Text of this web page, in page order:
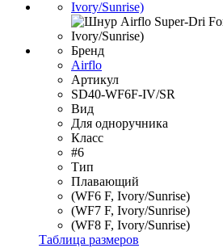
Бренд
Airflo
Артикул
SD40-WF6F-IV/SR
Вид
Для одноручника
Класс
#6
Тип
Плавающий
(WF6 F, Ivory/Sunrise)
(WF7 F, Ivory/Sunrise)
(WF8 F, Ivory/Sunrise)
Таблица размеров